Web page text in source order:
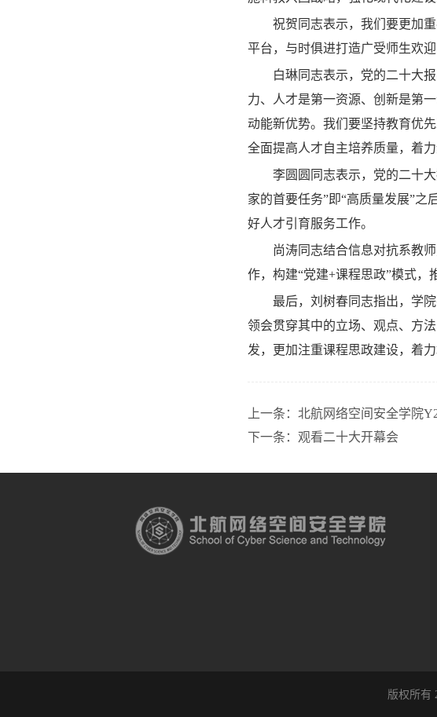
祝贺同志表示，我们要更加
平台，与时俱进打造广受师生欢
白琳同志表示，党的二十大
力、人才是第一资源、创新是第
动能新优势。我们要坚持教育优
全面提高人才自主培养质量，着
李圆圆同志表示，党的二十
家的首要任务”即“高质量发展”
好人才引育服务工作。
尚涛同志结合信息对抗系教
作，构建“党建+课程思政”模式，
最后，刘树春同志指出，学
领会贯穿其中的立场、观点、方
发，更加注重课程思政建设，着
上一条： 北航网络空间安全学院
下一条： 观看二十大开幕会
版权所有